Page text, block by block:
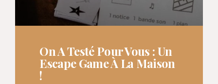
On A Testé Pour Vous : Un
Escape Game À La Maison
!